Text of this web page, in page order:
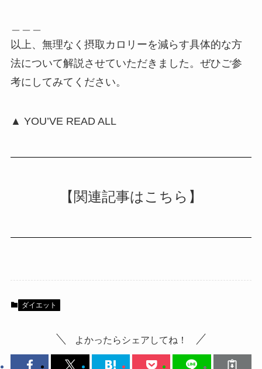
以上、無理なく摂取カロリーを減らす具体的な方
法について解説させていただきました。ぜひご参
考にしてみてください。
▲ YOU’VE READ ALL
【関連記事はこちら】
ダイエット
よかったらシェアしてね！